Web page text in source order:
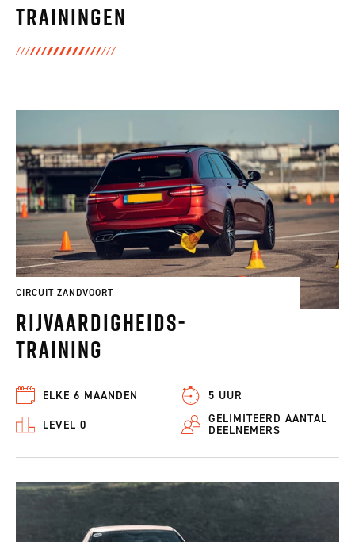
Trainingen
CIRCUIT ZANDVOORT
Rijvaardigheids-
training
ELKE 6 MAANDEN
5 UUR
LEVEL 0
GELIMITEERD AANTAL
DEELNEMERS